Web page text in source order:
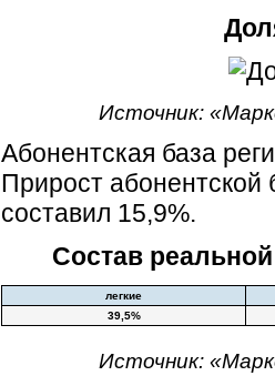
Источник:
Абонентская база
Прирост абонентской
составил 15,9%.
Состав
легкие
39,5%
Источник: